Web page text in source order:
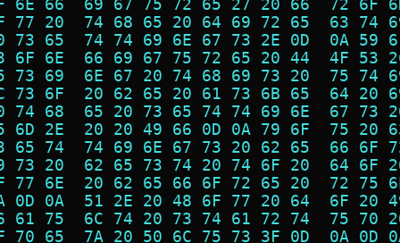
6E 66  69 67 75 72 65 27 20 66  72
77 20  74 68 65 20 64 69 72 65  63
73 65  74 74 69 6E 67 73 2E 0D  0A
6F 6E  66 69 67 75 72 65 20 44  4F
73 69  6E 67 20 74 68 69 73 20  75
73 6F  20 62 65 20 61 73 6B 65  64
74 68  65 20 73 65 74 74 69 6E  67
6D 2E  20 20 49 66 0D 0A 79 6F  75
65 74  74 69 6E 67 73 20 62 65  66
73 20  62 65 73 74 20 74 6F 20  64
77 6E  20 62 65 66 6F 72 65 20  72
0D 0A  51 2E 20 48 6F 77 20 64  6F
61 75  6C 74 20 73 74 61 72 74  75
70 65  7A 20 50 6C 75 73 3F 0D  0A